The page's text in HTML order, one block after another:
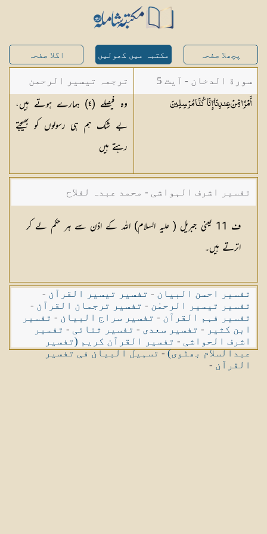
پچھلا صفحہ مکتبہ میں کھولیں اگلا صفحہ
سورة الدخان - آیت 5
أَمْرًا مِّنْ عِندِنَا ۚ إِنَّا كُنَّامُرْسِلِينَ
ترجمہ تیسیر الرحمن
لبیان القرآن - محمد
لقمان سلفی
وہ فیصلے (٤) ہمارے ہوتے ہیں،
بے شک ہم ہی رسولوں کو بھیجتے
رہتے ہیں
تفسیر اشرف الہواشی - محمد عبدہ لفلاح
ف 11 یعنی جبریل ( علیہ السلام) اللہ کے اذن سے ہر حکم لے کر
اترتے ہیں۔
تفسیر احسن البیان - تفسیر تیسیر القرآن -
تفسیر تیسیر الرحمٰن - تفسیر ترجمان القرآن -
تفسیر فہم القرآن - تفسیر سراج البیان - تفسیر
ابن کثیر - تفسیر سعدی - تفسیر ثنائی - تفسیر
اشرف الحواشی - تفسیر القرآن کریم (تفسیر
عبدالسلام بھٹوی)-تسہیل البیان فی تفسیر
القرآن -